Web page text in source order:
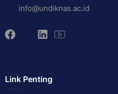
info@undiknas.ac.id
Link Penting